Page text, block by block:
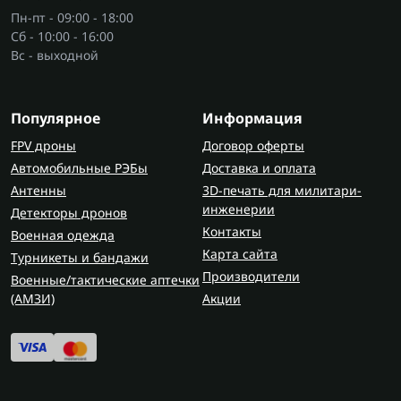
автомобильный — компактная модель для
авто и подкачки колёс;
модели на 220 вольт — популярное решение
50, 100 литр и более.
Для комплексного оснащения рабочего места
часто выбираютнаборы пневмоинструмента
которые работают вместе с компрессорным
оборудованием.
Для чего используют компрессоры
Компрессор воздушный применяется для
различных работ:
накачивания шин авто;
продувки деталей и механизмов;
Пн-пт - 09:00 - 18:00
Сб - 10:00 - 16:00
Вс - выходной
Популярное
FPV дроны
Автомобильные РЭБы
Антенны
Детекторы дронов
Военная одежда
Турникеты и бандажи
Военные/тактические аптечки
(AMЗИ)
Информация
Договор оферты
Доставка и оплата
3D-печать для милитари-
инженерии
Контакты
Карта сайта
Производители
Акции